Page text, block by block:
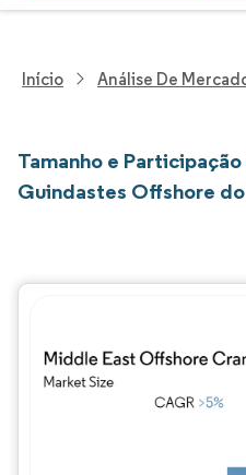
Início Análise De
Tamanho e
Guindastes Offshore